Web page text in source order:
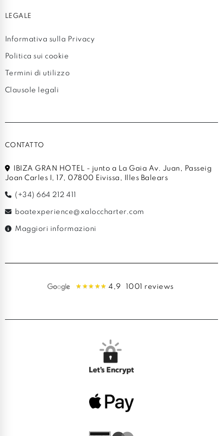
LEGALE
Informativa sulla Privacy
Politica sui cookie
Termini di utilizzo
Clausole legali
CONTATTO
IBIZA GRAN HOTEL - junto a La Gaia Av. Juan, Passeig
Joan Carles I, 17, 07800 Eivissa, Illes Balears
(+34) 664 212 411
boatexperience@xaloccharter.com
Maggiori informazioni
4,9 1001 reviews